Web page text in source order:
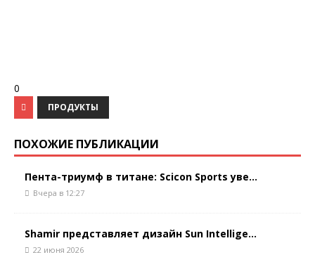
0
ПРОДУКТЫ
ПОХОЖИЕ ПУБЛИКАЦИИ
Пента-триумф в титане: Scicon Sports уве...
Вчера в 12:27
Shamir представляет дизайн Sun Intellige...
22 июня 2026